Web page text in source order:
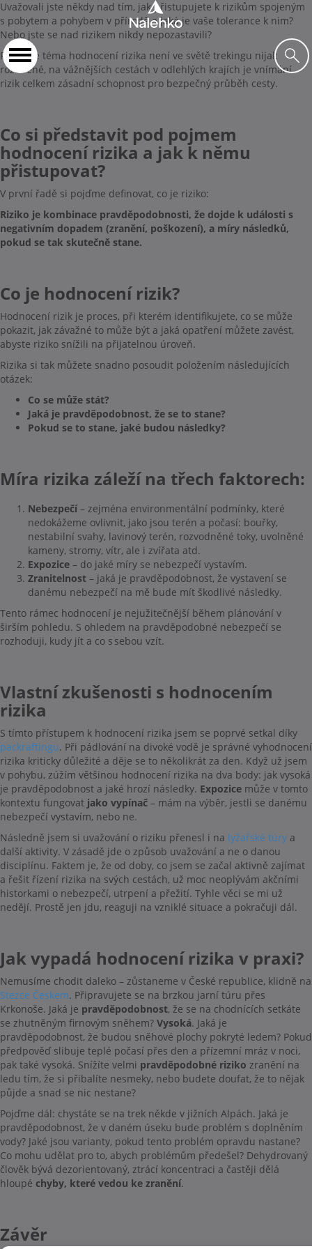
Uvažovali jste někdy nad tím, jak přistupujete k rizikům spojeným
s pobytem a pohybem v přírodě a jaká je vaše tolerance k nim?
Nebo jste se nad rizikem nikdy nepozastavili?
Přestože téma hodnocení rizika není ve světě trekingu nijak
rozšířené, na vážnějších cestách v odlehlých krajích je vnímání
rizik celkem zásadní schopnost pro bezpečný průběh cesty.
Co si představit pod pojmem
hodnocení rizika a jak k němu
přistupovat?
V první řadě si pojďme definovat, co je riziko:
Riziko je kombinace pravděpodobnosti, že dojde k události s
negativním dopadem (zranění, poškození), a míry následků,
pokud se tak skutečně stane.
Co je hodnocení rizik?
Hodnocení rizik je proces, při kterém identifikujete, co se může
pokazit, jak závažné to může být a jaká opatření můžete zavést,
abyste riziko snížili na přijatelnou úroveň.
Rizika si tak můžete snadno posoudit položením následujících
otázek:
Co se může stát?
Jaká je pravděpodobnost, že se to stane?
Pokud se to stane, jaké budou následky?
Míra rizika záleží na třech faktorech:
Nebezpečí– zejména environmentální podmínky, které
nedokážeme ovlivnit, jako jsou terén a počasí: bouřky,
nestabilní svahy, lavinový terén, rozvodněné toky, uvolněné
kameny, stromy, vítr, ale i zvířata atd.
Expozice – do jaké míry se nebezpečí vystavím.
Zranitelnost – jaká je pravděpodobnost, že vystavení se
danému nebezpečí na mě bude mít škodlivé následky.
Tento rámec hodnocení je nejužitečnější během plánování v
širším pohledu. S ohledem na pravděpodobné nebezpečí se
rozhoduji, kudy jít a co s sebou vzít.
Vlastní zkušenosti s hodnocením
rizika
S tímto přístupem k hodnocení rizika jsem se poprvé setkal díky
packraftingu. Při pádlování na divoké vodě je správné vyhodnocení
rizika kriticky důležité a děje se to několikrát za den. Když už jsem
v pohybu, zúžím většinou hodnocení rizika na dva body: jak vysoká
je pravděpodobnost a jaké hrozí následky. Expozice může v tomto
kontextu fungovat jako vypínač – mám na výběr, jestli se danému
nebezpečí vystavím, nebo ne.
Následně jsem si uvažování o riziku přenesl i na lyžařské túry a
další aktivity. V zásadě jde o způsob uvažování a ne o danou
disciplínu. Faktem je, že od doby, co jsem se začal aktivně zajímat
a řešit řízení rizika na svých cestách, už moc neoplývám akčními
historkami o nebezpečí, utrpení a přežití. Tyhle věci se mi už
nedějí. Prostě jen jdu, reaguji na vzniklé situace a pokračuji dál.
Jak vypadá hodnocení rizika v praxi?
Nemusíme chodit daleko – zůstaneme v České republice, klidně na
Stezce Českem. Připravujete se na brzkou jarní túru přes
Krkonoše. Jaká je pravděpodobnost, že se na chodnících setkáte
se zhutněným firnovým sněhem? Vysoká. Jaká je
pravděpodobnost, že budou sněhové plochy pokryté ledem? Pokud
předpověď slibuje teplé počasí přes den a přízemní mráz v noci,
pak také vysoká. Snížíte velmi pravděpodobné riziko zranění na
ledu tím, že si přibalíte nesmeky, nebo budete doufat, že to nějak
půjde a snad se nic nestane?
Pojďme dál: chystáte se na trek někde v jižních Alpách. Jaká je
pravděpodobnost, že v daném úseku bude problém s doplněním
vody? Jaké jsou varianty, pokud tento problém opravdu nastane?
Co mohu udělat pro to, abych problémům předešel? Dehydrovaný
člověk bývá dezorientovaný, ztrácí koncentraci a častěji dělá
hloupé chyby, které vedou ke zranění.
Závěr